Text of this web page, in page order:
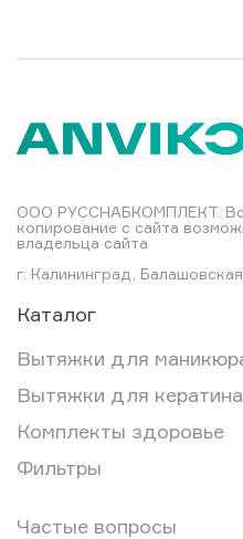
ООО РУССНАБКОМПЛЕКТ.
копирование с сайта
владельца сайта
г. Калининград,
Каталог
Вытяжки для
Вытяжки для
Комплекты здоровье
Фильтры
Частые вопросы